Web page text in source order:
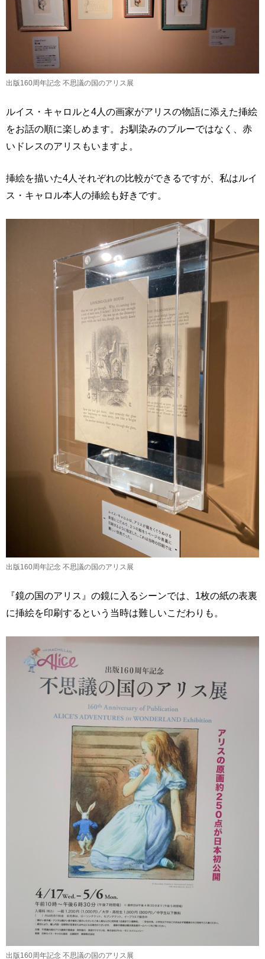
出版160周年記念 不思議の国のアリス展
ルイス・キャロルと4人の画家がアリスの物語に添えた挿絵
をお話の順に楽しめます。お馴染みのブルーではなく、赤
いドレスのアリスもいますよ。
挿絵を描いた4人それぞれの比較ができるですが、私はルイ
ス・キャロル本人の挿絵も好きです。
出版160周年記念 不思議の国のアリス展
『鏡の国のアリス』の鏡に入るシーンでは、1枚の紙の表裏
に挿絵を印刷するという当時は難しいこだわりも。
出版160周年記念 不思議の国のアリス展